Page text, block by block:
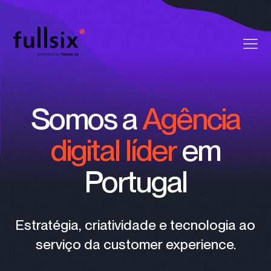
Quem Somos
Clientes
Serviços
Vagas
Contactos
Somos aAgência
digital líderem
Portugal
Estratégia, criatividade e tecnologia ao
serviço da customer experience.